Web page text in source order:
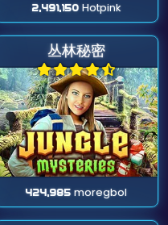
2,491,150 Hotpink
丛林秘密
424,985 moregbol